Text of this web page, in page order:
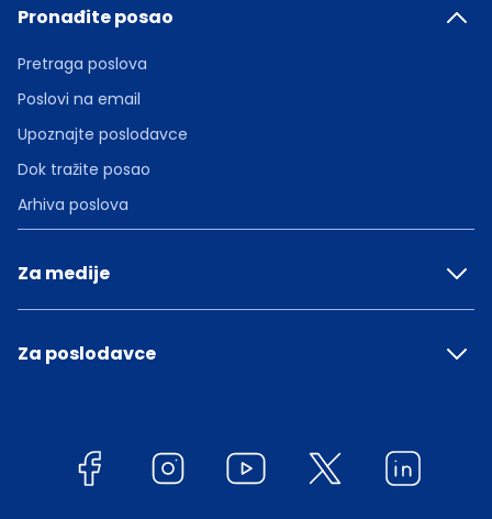
Pronađite posao
Pretraga poslova
Poslovi na email
Upoznajte poslodavce
Dok tražite posao
Arhiva poslova
Za medije
Za poslodavce